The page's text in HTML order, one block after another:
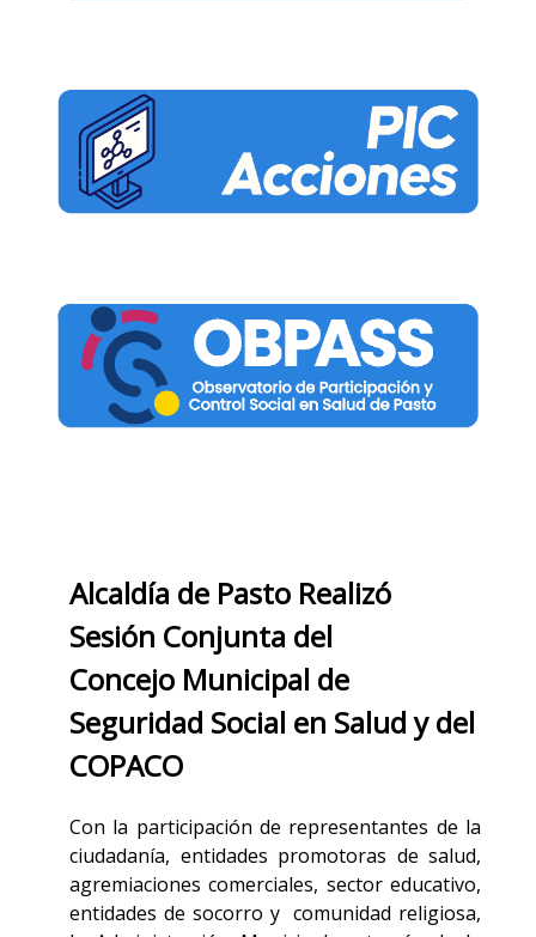
Alcaldía de Pasto Realizó
Sesión Conjunta del
Concejo Municipal de
Seguridad Social en Salud y del
COPACO
Con la participación de representantes de la
ciudadanía, entidades promotoras de salud,
agremiaciones comerciales, sector educativo,
entidades de socorro y comunidad religiosa,